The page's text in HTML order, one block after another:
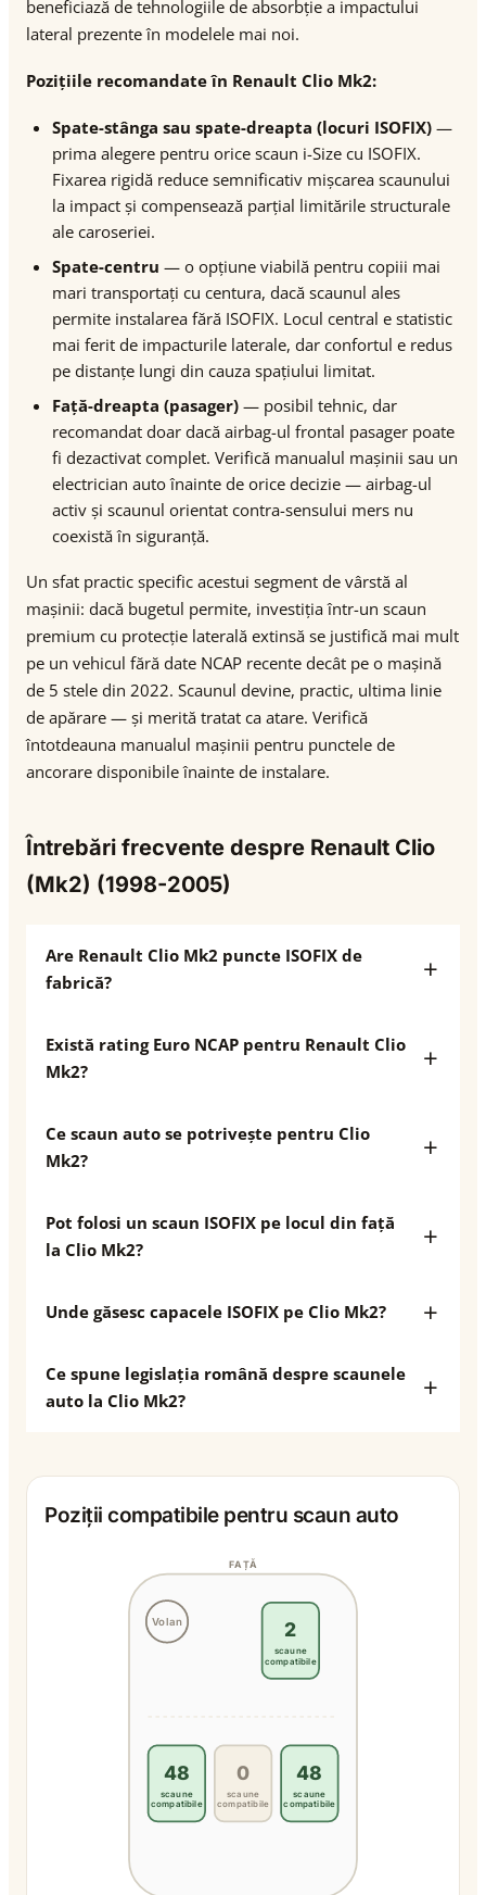
beneficiază de tehnologiile de absorbție a impactului
lateral prezente în modelele mai noi.
Pozițiile recomandate în Renault Clio Mk2:
Spate-stânga sau spate-dreapta (locuri ISOFIX) —
prima alegere pentru orice scaun i-Size cu ISOFIX.
Fixarea rigidă reduce semnificativ mișcarea scaunului
la impact și compensează parțial limitările structurale
ale caroseriei.
Spate-centru — o opțiune viabilă pentru copiii mai
mari transportați cu centura, dacă scaunul ales
permite instalarea fără ISOFIX. Locul central e statistic
mai ferit de impacturile laterale, dar confortul e redus
pe distanțe lungi din cauza spațiului limitat.
Față-dreapta (pasager) — posibil tehnic, dar
recomandat doar dacă airbag-ul frontal pasager poate
fi dezactivat complet. Verifică manualul mașinii sau un
electrician auto înainte de orice decizie — airbag-ul
activ și scaunul orientat contra-sensului mers nu
coexistă în siguranță.
Un sfat practic specific acestui segment de vârstă al
mașinii: dacă bugetul permite, investiția într-un scaun
premium cu protecție laterală extinsă se justifică mai mult
pe un vehicul fără date NCAP recente decât pe o mașină
de 5 stele din 2022. Scaunul devine, practic, ultima linie
de apărare — și merită tratat ca atare. Verifică
întotdeauna manualul mașinii pentru punctele de
ancorare disponibile înainte de instalare.
Întrebări frecvente despre Renault Clio
(Mk2) (1998-2005)
Are Renault Clio Mk2 puncte ISOFIX de
fabrică?
Există rating Euro NCAP pentru Renault Clio
Mk2?
Ce scaun auto se potrivește pentru Clio
Mk2?
Pot folosi un scaun ISOFIX pe locul din față
la Clio Mk2?
Unde găsesc capacele ISOFIX pe Clio Mk2?
Ce spune legislația română despre scaunele
auto la Clio Mk2?
Poziții compatibile pentru scaun auto
Volan
FAȚĂ
2
scaune
compatibile
48
scaune
compatibile
0
scaune
compatibile
48
scaune
compatibile